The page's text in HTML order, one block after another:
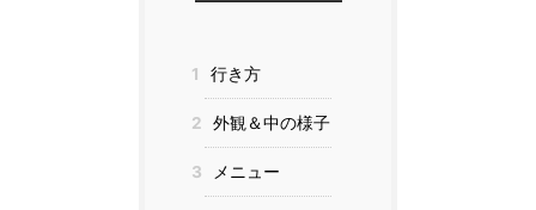
1 行き方
2 外観＆中の様子
3 メニュー